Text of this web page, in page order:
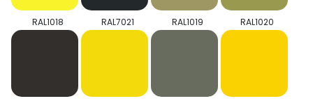
RAL1018 RAL7021 RAL1019 RAL1020